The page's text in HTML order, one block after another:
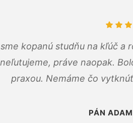
kopanú studňu na kľúč a
práve naopak.
praxou. Nemáme čo
PÁN